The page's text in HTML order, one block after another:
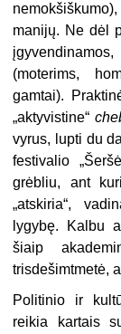
manijų. Ne dėl
(moterims,
gamtai).
„aktyvistine“
vyrus, lupti du
festivalio
grėbliu, ant
„atskiria“,
lygybę. Kalbu
šiaip
trisdešimtmetė,
Politinio ir
reikia kartais